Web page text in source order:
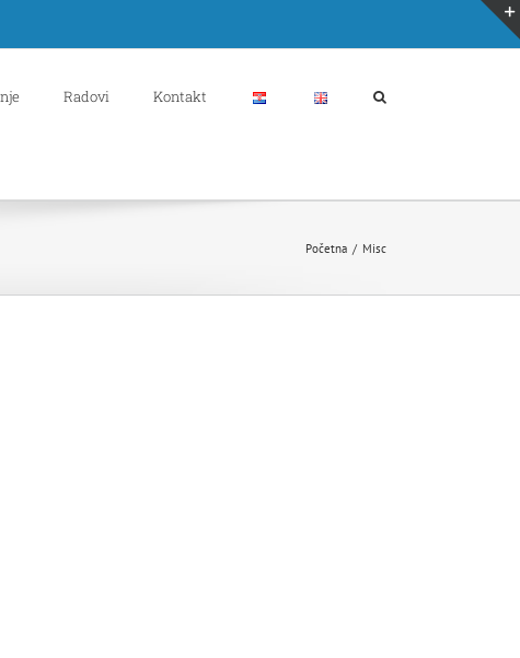
Radovi Kontakt
Početna / Misc